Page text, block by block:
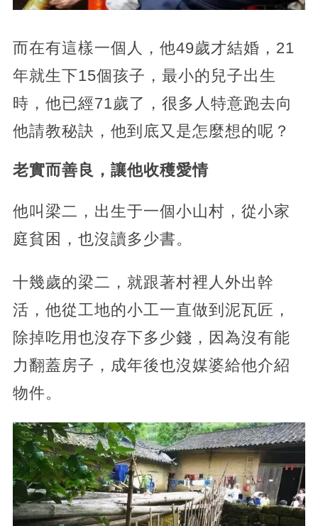
而在有這樣一個人，他49歲才結婚，21
年就生下15個孩子，最小的兒子出生
時，他已經71歲了，很多人特意跑去向
他請教秘訣，他到底又是怎麼想的呢？
老實而善良，讓他收穫愛情
他叫梁二，出生于一個小山村，從小家
庭貧困，也沒讀多少書。
十幾歲的梁二，就跟著村裡人外出幹
活，他從工地的小工一直做到泥瓦匠，
除掉吃用也沒存下多少錢，因為沒有能
力翻蓋房子，成年後也沒媒婆給他介紹
物件。